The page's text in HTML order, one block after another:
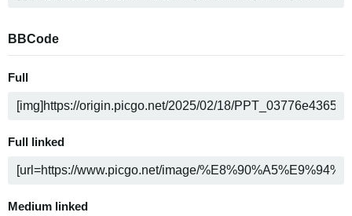
BBCode
Full
Full linked
Medium linked